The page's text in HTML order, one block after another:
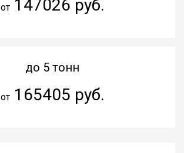
от147026 руб.
до 5 тонн
от165405 руб.